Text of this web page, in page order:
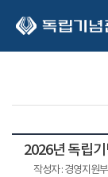
2026년 독립
작성자 : 경영지원부